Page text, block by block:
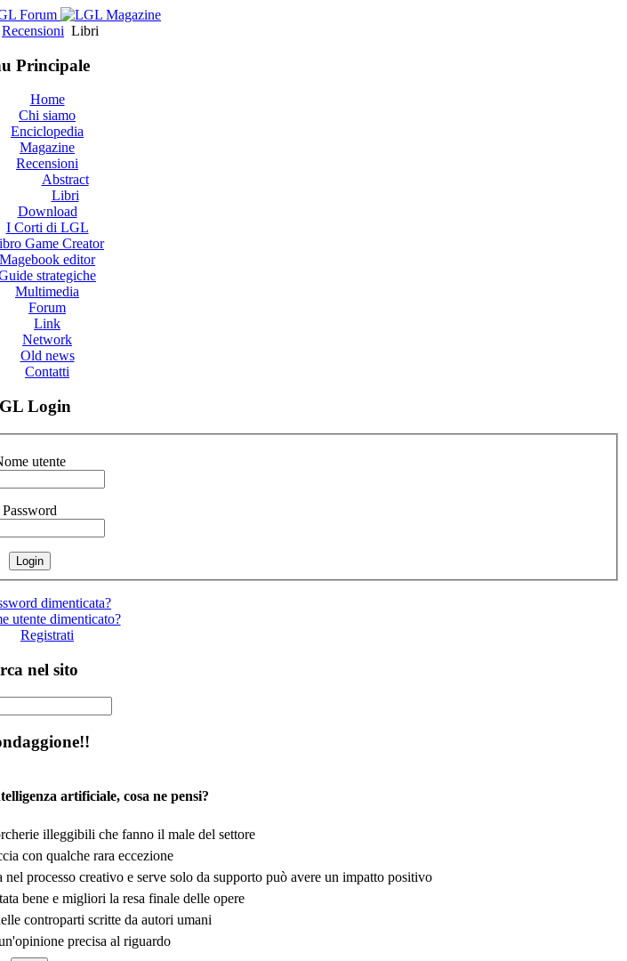
Recensioni Libri
Principale
Home
Chi siamo
Enciclopedia
Magazine
Recensioni
Abstract
Libri
Download
I Corti di LGL
Game Creator
Magebook editor
strategiche
Multimedia
Forum
Link
Network
Old news
Contatti
Login
utente
Password
dimenticata?
utente dimenticato?
Registrati
nel sito
artificiale, cosa ne pensi?
illeggibili che fanno il male del settore
con qualche rara eccezione
processo creativo e serve solo da supporto può avere un impatto positivo
bene e migliori la resa finale delle opere
controparti scritte da autori umani
precisa al riguardo